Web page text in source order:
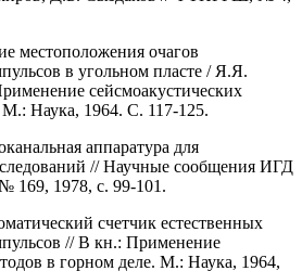
местоположения очагов
в угольном пласте / Я.Я.
сейсмоакустических
Наука, 1964. С. 117-125.
аппаратура для
// Научные сообщения ИГД
169, 1978, с. 99-101.
счетчик естественных
// В кн.: Применение
в горном деле. М.: Наука, 1964,